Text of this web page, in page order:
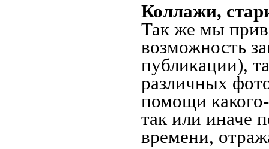
Коллажи,
Так же мы
возможность
публикации),
различных
помощи
так или иначе
времени,